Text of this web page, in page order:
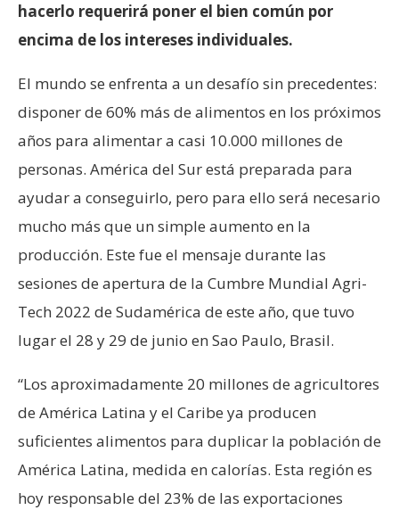
hacerlo requerirá poner el bien común por
encima de los intereses individuales.
El mundo se enfrenta a un desafío sin precedentes:
disponer de 60% más de alimentos en los próximos
años para alimentar a casi 10.000 millones de
personas. América del Sur está preparada para
ayudar a conseguirlo, pero para ello será necesario
mucho más que un simple aumento en la
producción. Este fue el mensaje durante las
sesiones de apertura de la Cumbre Mundial Agri-
Tech 2022 de Sudamérica de este año, que tuvo
lugar el 28 y 29 de junio en Sao Paulo, Brasil.
“Los aproximadamente 20 millones de agricultores
de América Latina y el Caribe ya producen
suficientes alimentos para duplicar la población de
América Latina, medida en calorías. Esta región es
hoy responsable del 23% de las exportaciones